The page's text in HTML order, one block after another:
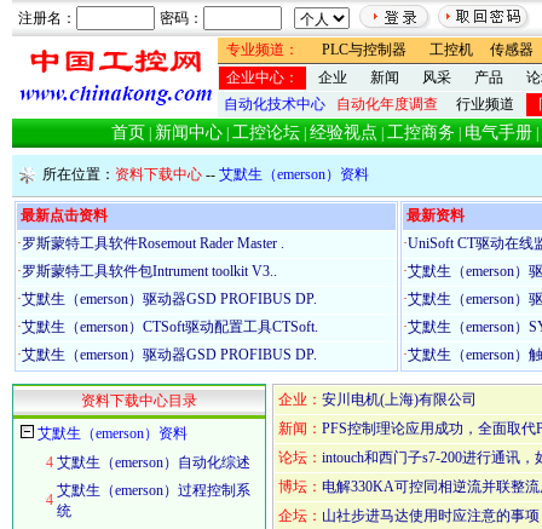
注册名：
密码：
专业频道：
PLC与控制器 工控机
传感器
企业中心：
企业 新闻 风采 产品
自动化技术中心
自动化年度调查 行业频道
首页 新闻中心 工控论坛 经验视点 工控商务 电气手册
所在位置： 资料下载中心 -- 艾默生（emerson）资料
最新点击资料
·罗斯蒙特工具软件Rosemout Rader Master .
·罗斯蒙特工具软件包Intrument toolkit V3..
·艾默生（emerson）驱动器GSD PROFIBUS DP.
·艾默生（emerson）CTSoft驱动配置工具CTSoft.
·艾默生（emerson）驱动器GSD PROFIBUS DP.
最新资料
·UniSoft CT驱动在线
·艾默生（emerson）
·艾默生（emerson）
·艾默生（emerson）
·艾默生（emerson）
资料下载中心目录
艾默生（emerson）资料
4 艾默生（emerson）自动化综述
4
艾默生（emerson）过程控制系
统
企业： 安川电机(上海)有限公司
新闻： PFS控制理论应用成功，全面取代
论坛： intouch和西门子s7-200进行通讯，
博坛： 电解330KA可控同相逆流并联整
企坛： 山社步进马达使用时应注意的事项